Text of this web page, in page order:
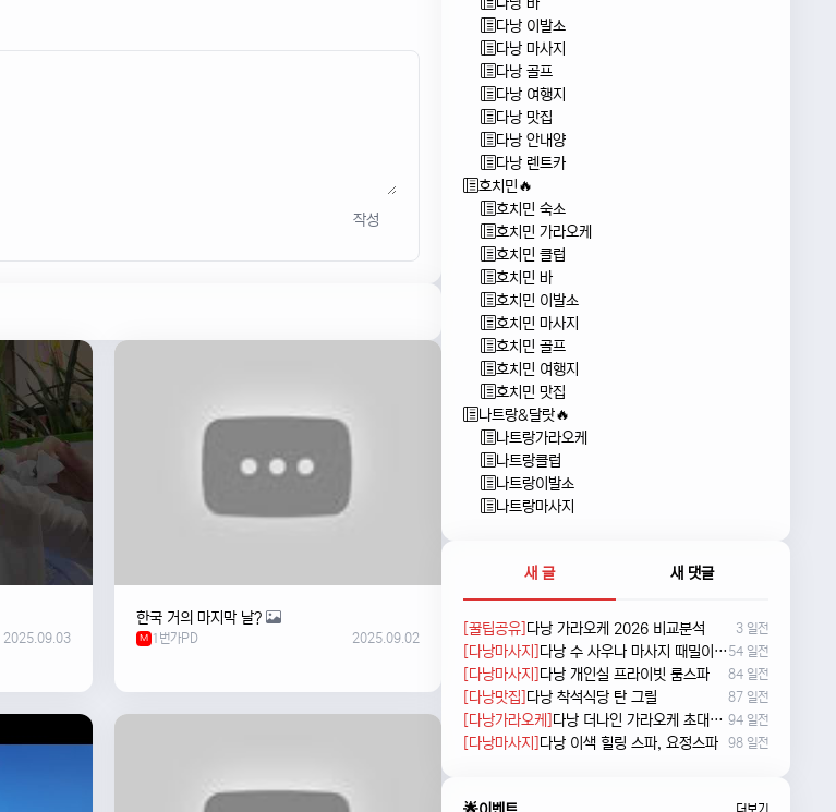
작성
2025.09.03
한국 거의 마지막 날?
M 1번가PD 2025.09.02
다낭 이발소
다낭 마사지
다낭 골프
다낭 여행지
다낭 맛집
다낭 안내양
다낭 렌트카
호치민🔥
호치민 숙소
호치민 가라오케
호치민 클럽
호치민 바
호치민 이발소
호치민 마사지
호치민 골프
호치민 여행지
호치민 맛집
나트랑&달랏🔥
나트랑가라오케
나트랑클럽
나트랑이발소
나트랑마사지
새 글 새 댓글
[꿀팁공유] 다낭 가라오케 2026 비교분석 3 일전
[다낭마사지] 다낭 수 사우나 마사지 때밀이 및 누루 예약방법 54 일전
[다낭마사지] 다낭 개인실 프라이빗 룸스파 84 일전
[다낭맛집] 다낭 착석식당 탄 그릴 87 일전
[다낭가라오케] 다낭 더나인 가라오케 초대형 신상 karaoke 94 일전
[다낭마사지] 다낭 이색 힐링 스파, 요정스파 98 일전